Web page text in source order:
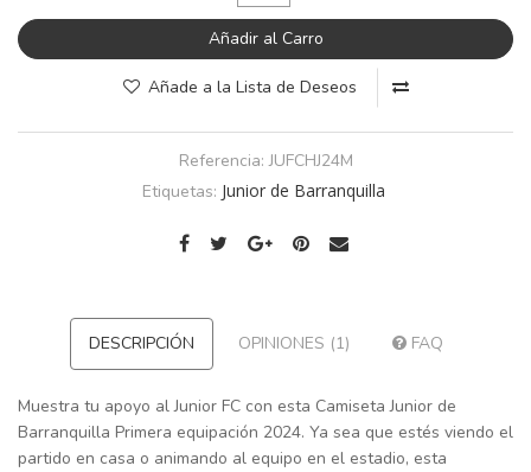
Añadir al Carro
Añade a la Lista de Deseos
Referencia:JUFCHJ24M
Etiquetas: Junior de Barranquilla
DESCRIPCIÓN OPINIONES (1) FAQ
Muestra tu apoyo al Junior FC con esta Camiseta Junior de
Barranquilla Primera equipación 2024. Ya sea que estés viendo el
partido en casa o animando al equipo en el estadio, esta